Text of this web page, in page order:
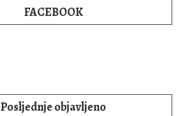
FACEBOOK
Posljednje objavljeno